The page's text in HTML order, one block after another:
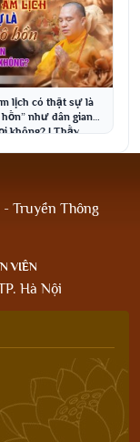
lịch có thật sự là
hồn” như dân gian
không? | Thầy
Truyền Thông
VIÊN
Hà Nội